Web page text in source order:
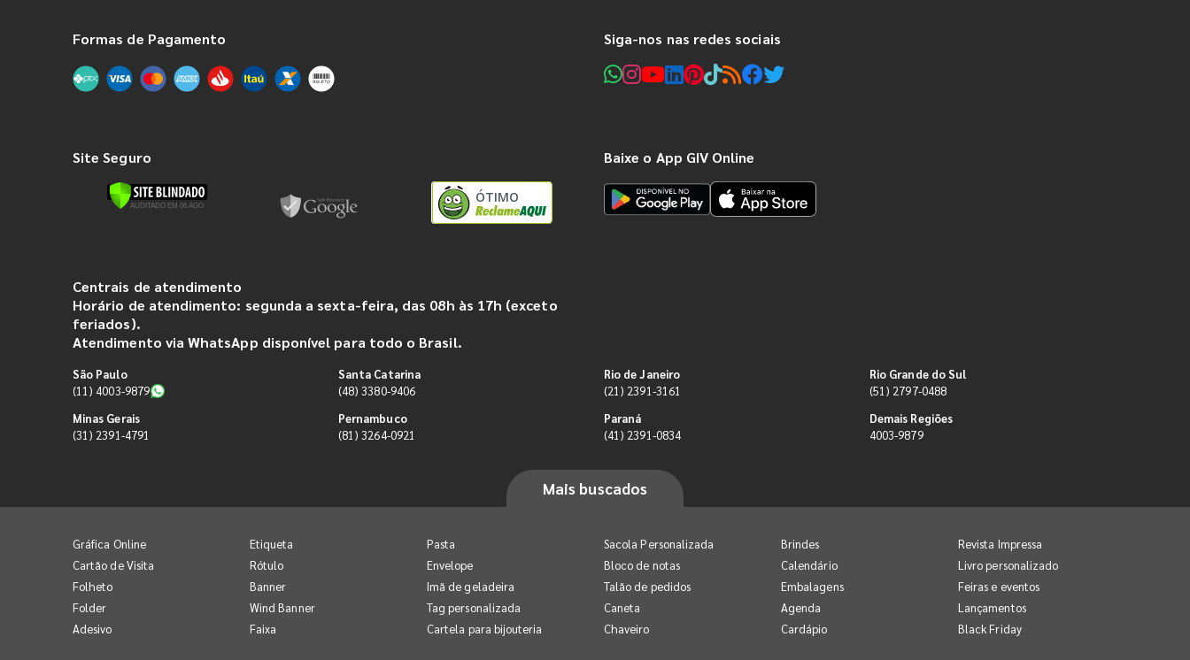
Formas de Pagamento Siga-nos nas redes sociais
Site Seguro
ÓTIMO
Baixe o App GIV Online
Centrais de atendimento
Horário de atendimento: segunda a sexta-feira, das 08h às 17h (exceto
feriados).
Atendimento via WhatsApp disponível para todo o Brasil.
São Paulo
(11) 4003-9879
Minas Gerais
(31) 2391-4791
Santa Catarina
(48) 3380-9406
Pernambuco
(81) 3264-0921
Rio de Janeiro
(21) 2391-3161
Paraná
(41) 2391-0834
Rio Grande do Sul
(51) 2797-0488
Demais Regiões
4003-9879
Mais buscados
Gráfica Online
Cartão de Visita
Folheto
Folder
Adesivo
Etiqueta
Rótulo
Banner
Wind Banner
Faixa
Pasta
Envelope
Imã de geladeira
Tag personalizada
Cartela para bijouteria
Sacola Personalizada
Bloco de notas
Talão de pedidos
Caneta
Chaveiro
Brindes
Calendário
Embalagens
Agenda
Cardápio
Revista Impressa
Livro personalizado
Feiras e eventos
Lançamentos
Black Friday